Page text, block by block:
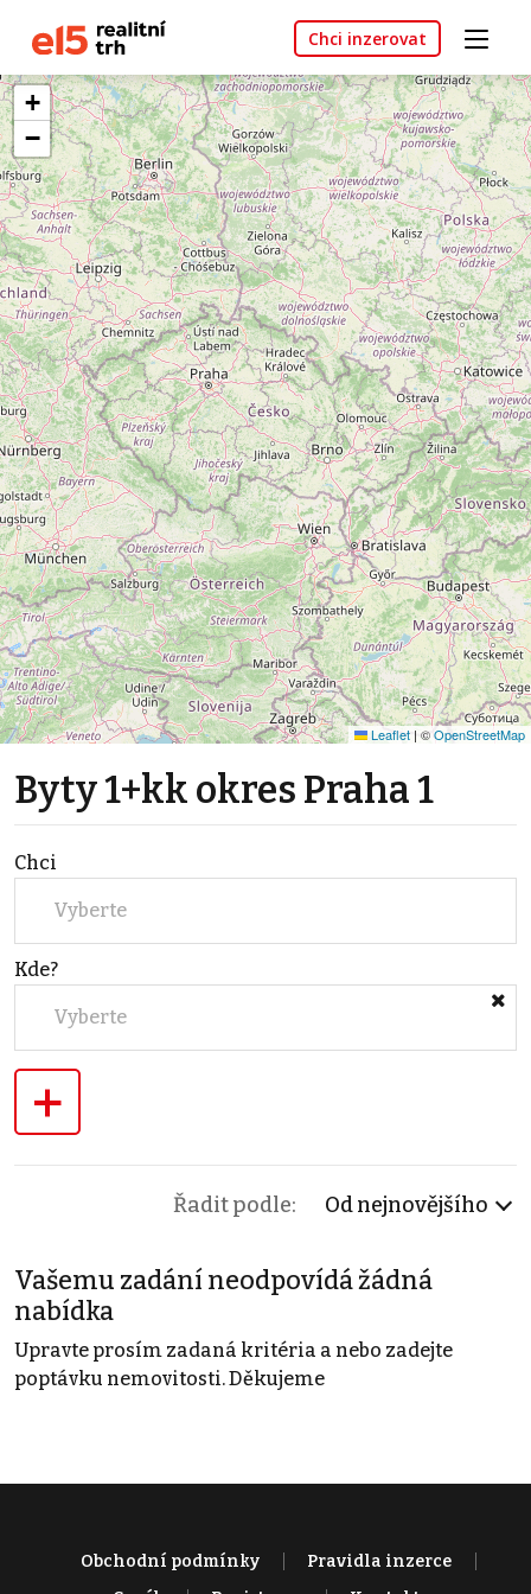
Chci inzerovat
+
−
Leaflet | ©OpenStreetMap
Byty 1+kk okres Praha 1
Chci
Vyberte
Kde?
Vyberte
+
Řadit podle: Od nejnovějšího
Vašemu zadání neodpovídá žádná
nabídka
Upravte prosím zadaná kritéria a nebo zadejte
poptávku nemovitosti. Děkujeme
Obchodní podmínky
Pravidla inzerce